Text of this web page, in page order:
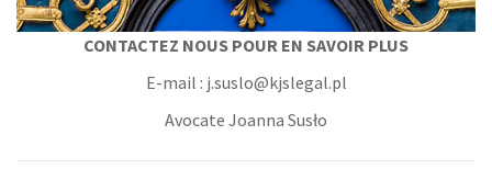
CONTACTEZ NOUS POUR EN SAVOIR PLUS
E-mail : j.suslo@kjslegal.pl
Avocate Joanna Susło